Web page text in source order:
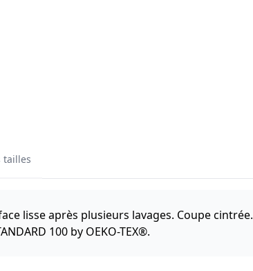
tailles
lisse après plusieurs lavages. Coupe
100 by OEKO-TEX®.